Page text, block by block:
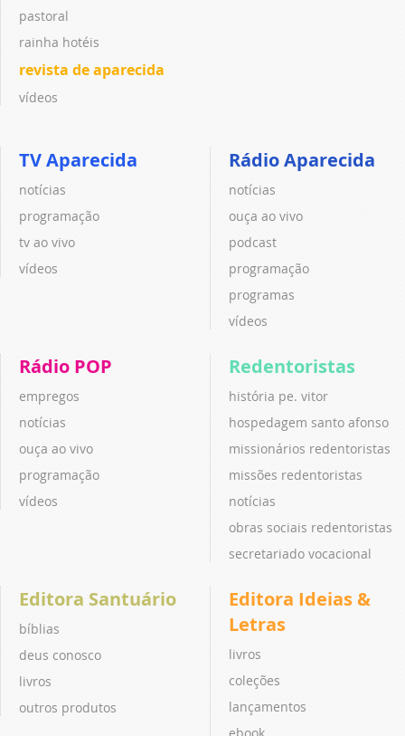
pastoral
rainha hotéis
revista de aparecida
vídeos
TV Aparecida
notícias
programação
tv ao vivo
vídeos
Rádio Aparecida
notícias
ouça ao vivo
podcast
programação
programas
vídeos
Rádio POP
empregos
notícias
ouça ao vivo
programação
vídeos
Redentoristas
história pe. vitor
hospedagem santo afonso
missionários redentoristas
missões redentoristas
notícias
obras sociais redentoristas
secretariado vocacional
Editora Santuário
bíblias
deus conosco
livros
outros produtos
Editora Ideias &
Letras
livros
coleções
lançamentos